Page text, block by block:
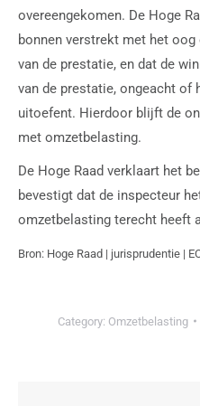
overeengekomen. De Hoge
bonnen verstrekt met het
van de prestatie, en dat de
van de prestatie, ongeacht of
uitoefent. Hierdoor blijft de
met omzetbelasting.
De Hoge Raad verklaart het
bevestigt dat de inspecteur
omzetbelasting terecht heeft
Bron: Hoge Raad | jurisprudentie |
Category: Omzetbelasting